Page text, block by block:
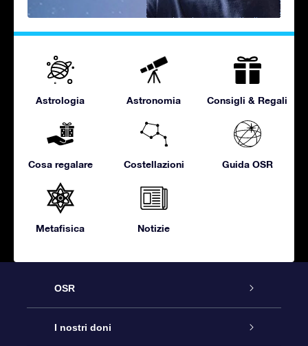
Astrologia Astronomia Consigli & Regali
Cosa regalare Costellazioni Guida OSR
Metafisica Notizie
OSR
Assistenza
I nostri doni